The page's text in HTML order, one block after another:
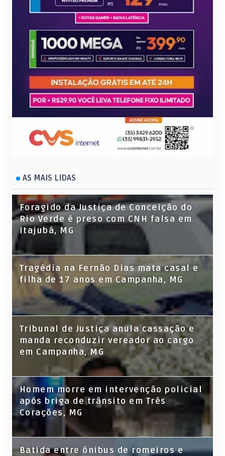
AS MAIS LIDAS
Foragido da Justiça de Conceição do
Rio Verde é preso com CNH falsa em
Itajubá, MG
Tragédia na Fernão Dias mata casal e
filha de 17 anos em Campanha, MG
Tribunal de Justiça anula cassação e
manda reconduzir vereador ao cargo
em Campanha, MG
Homem morre em intervenção policial
após briga de trânsito em Três
Corações, MG
Batida entre ônibus de romeiros e